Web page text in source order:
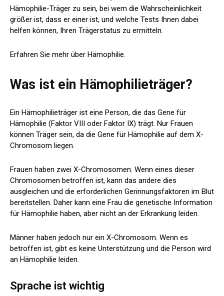
Hämophilie-Träger zu sein, bei wem die Wahrscheinlichkeit
größer ist, dass er einer ist, und welche Tests Ihnen dabei
helfen können, Ihren Trägerstatus zu ermitteln.
Erfahren Sie mehr über Hämophilie.
Was ist ein Hämophilieträger?
Ein Hämophilieträger ist eine Person, die das Gene für
Hämophilie (Faktor VIII oder Faktor IX) trägt. Nur Frauen
können Träger sein, da die Gene für Hämophilie auf dem X-
Chromosom liegen.
Frauen haben zwei X-Chromosomen. Wenn eines dieser
Chromosomen betroffen ist, kann das andere dies
ausgleichen und die erforderlichen Gerinnungsfaktoren im Blut
bereitstellen. Daher kann eine Frau die genetische Information
für Hämophilie haben, aber nicht an der Erkrankung leiden.
Männer haben jedoch nur ein X-Chromosom. Wenn es
betroffen ist, gibt es keine Unterstützung und die Person wird
an Hämophilie leiden.
Sprache ist wichtig